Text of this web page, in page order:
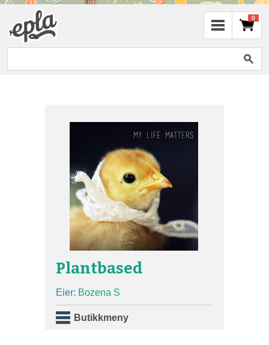
0
Plantbased
Eier: Bozena S
Butikkmeny